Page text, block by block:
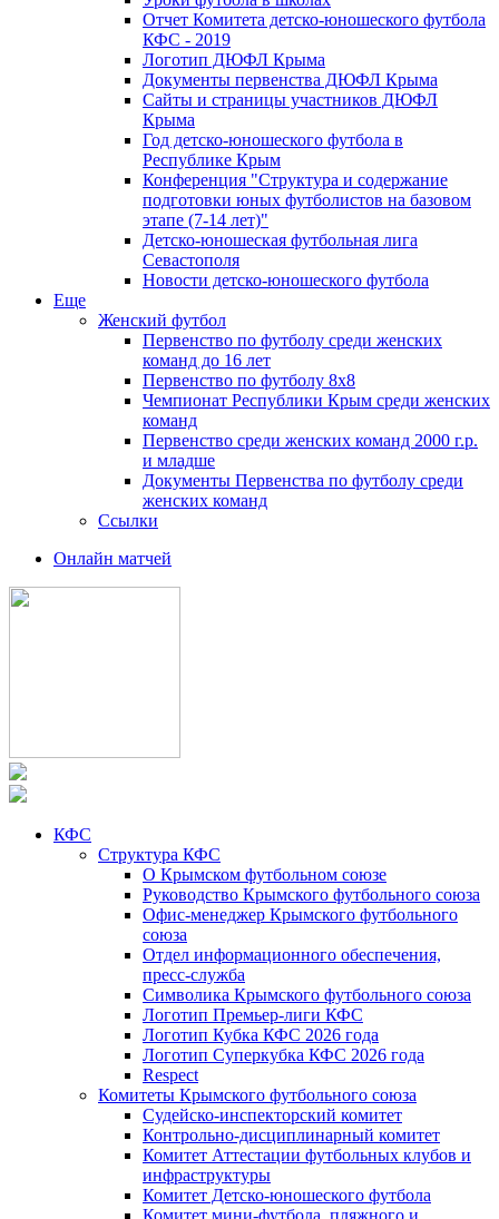
Отчет Комитета детско-юношеского футбола
КФС - 2019
Логотип ДЮФЛ Крыма
Документы первенства ДЮФЛ Крыма
Сайты и страницы участников ДЮФЛ
Крыма
Год детско-юношеского футбола в
Республике Крым
Конференция "Структура и содержание
подготовки юных футболистов на базовом
этапе (7-14 лет)"
Детско-юношеская футбольная лига
Севастополя
Новости детско-юношеского футбола
Еще
Женский футбол
Первенство по футболу среди женских
команд до 16 лет
Первенство по футболу 8х8
Чемпионат Республики Крым среди женских
команд
Первенство среди женских команд 2000 г.р.
и младше
Документы Первенства по футболу среди
женских команд
Ссылки
Онлайн матчей
КФС
Структура КФС
О Крымском футбольном союзе
Руководство Крымского футбольного союза
Офис-менеджер Крымского футбольного
союза
Отдел информационного обеспечения,
пресс-служба
Символика Крымского футбольного союза
Логотип Премьер-лиги КФС
Логотип Кубка КФС 2026 года
Логотип Суперкубка КФС 2026 года
Respect
Комитеты Крымского футбольного союза
Судейско-инспекторский комитет
Контрольно-дисциплинарный комитет
Комитет Аттестации футбольных клубов и
инфраструктуры
Комитет Детско-юношеского футбола
Комитет мини-футбола, пляжного и